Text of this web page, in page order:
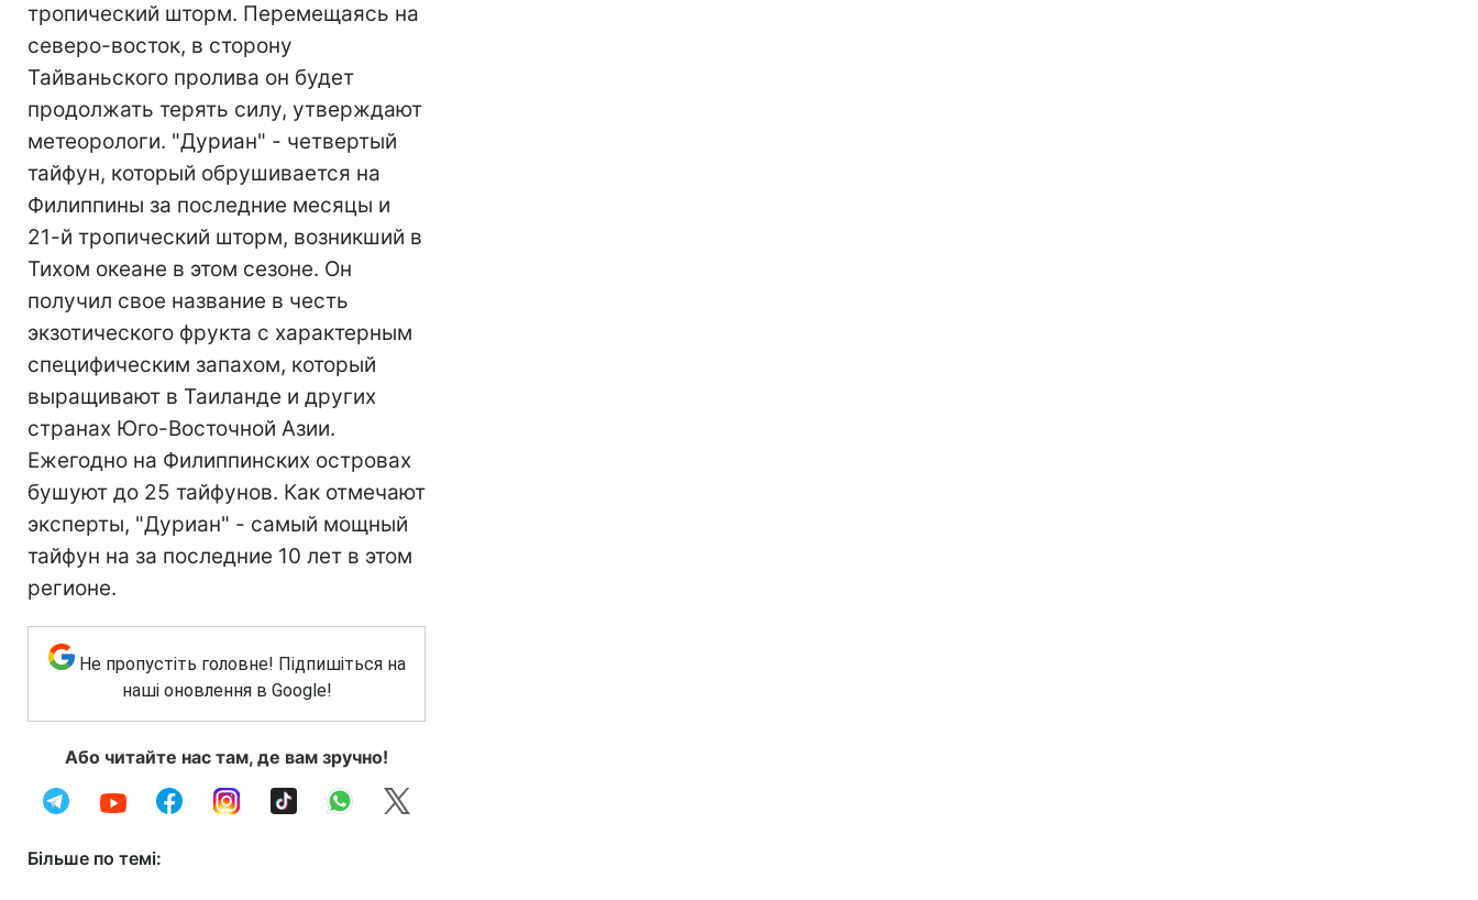
тропический шторм. Перемещаясь на
северо-восток, в сторону
Тайваньского пролива он будет
продолжать терять силу, утверждают
метеорологи. "Дуриан" - четвертый
тайфун, который обрушивается на
Филиппины за последние месяцы и
21-й тропический шторм, возникший в
Тихом океане в этом сезоне. Он
получил свое название в честь
экзотического фрукта с характерным
специфическим запахом, который
выращивают в Таиланде и других
странах Юго-Восточной Азии.
Ежегодно на Филиппинских островах
бушуют до 25 тайфунов. Как отмечают
эксперты, "Дуриан" - самый мощный
тайфун на за последние 10 лет в этом
регионе.
Не пропустіть головне! Підпишіться на
наші оновлення в Google!
Або читайте нас там, де вам зручно!
Більше по темі: